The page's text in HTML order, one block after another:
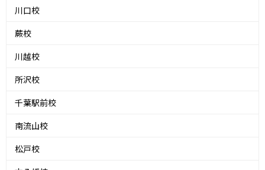
川口校
蕨校
川越校
所沢校
千葉駅前校
南流山校
松戸校